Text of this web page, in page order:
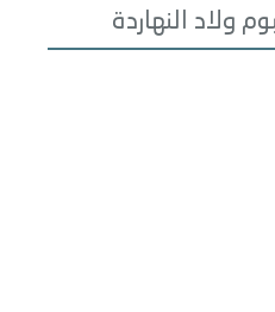
ولاد النهاردة